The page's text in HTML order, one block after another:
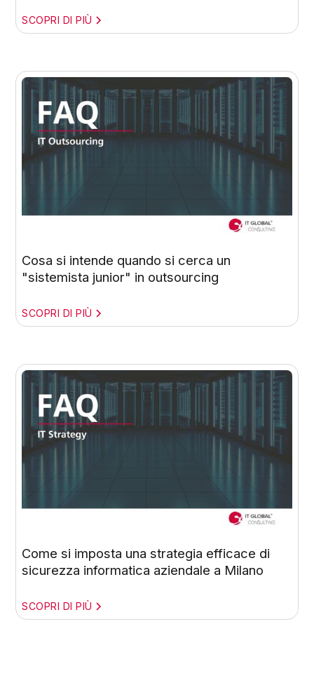
SCOPRI DI PIÙ
Cosa si intende quando si cerca un
"sistemista junior" in outsourcing
SCOPRI DI PIÙ
Come si imposta una strategia efficace di
sicurezza informatica aziendale a Milano
SCOPRI DI PIÙ